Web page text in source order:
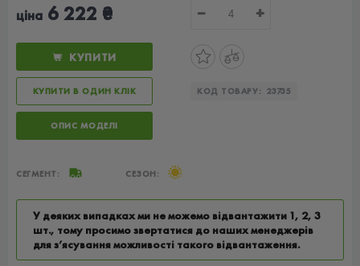
ціна 6 222 ₴ − +
КУПИТИ
КУПИТИ В ОДИН КЛІК КОД ТОВАРУ: 23735
ОПИС МОДЕЛІ
СЕГМЕНТ: СЕЗОН:
У деяких випадках ми не можемо відвантажити 1, 2, 3
шт., тому просимо звертатися до наших менеджерів
для з’ясування можливості такого відвантаження.